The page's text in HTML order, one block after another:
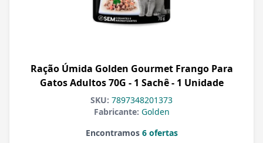
Ração Úmida Golden Gourmet Frango Para
Gatos Adultos 70G - 1 Sachê - 1 Unidade
SKU: 7897348201373
Fabricante: Golden
Encontramos6 ofertas